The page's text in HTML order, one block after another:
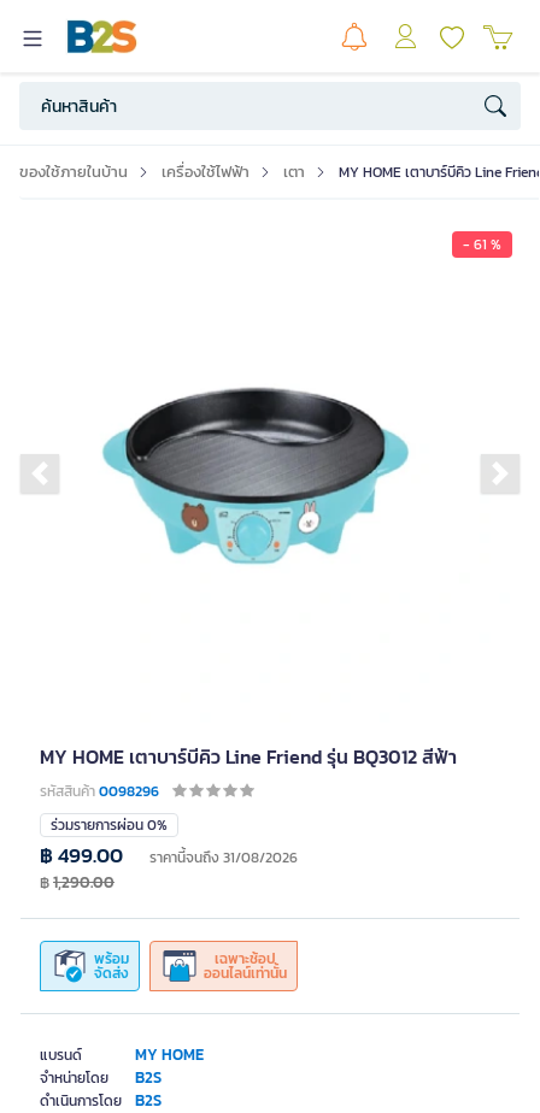
ของใช้ภายในบ้าน เครื่องใช้ไฟฟ้า เตา MY HOME เตาบาร์บีคิว Line
- 61 %
Previous slide
MY HOME เตาบาร์บีคิว Line Friend รุ่น BQ3012 สีฟ้า
รหัสสินค้า0098296
แบรนด์ MY HOME
จำหน่ายโดย B2S
ดำเนินการโดย B2S
ร่วมรายการผ่อน 0%
พร้อม
จัดส่ง
เฉพาะช้อป
ออนไลน์เท่านั้น
฿ 499.00 ราคานี้จนถึง 31/08/2026
฿1,290.00